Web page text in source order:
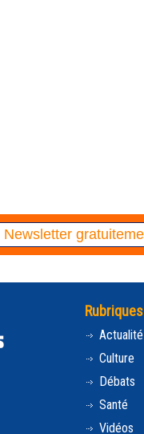
Rubriques
Actualité
Culture
Débats
Santé
Vidéos